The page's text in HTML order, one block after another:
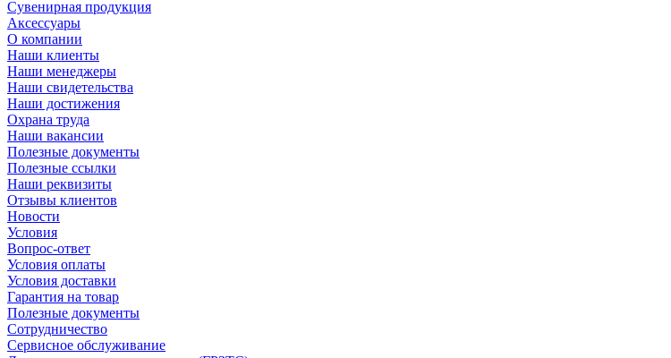
Сувенирная продукция
Аксессуары
О компании
Наши клиенты
Наши менеджеры
Наши свидетельства
Наши достижения
Охрана труда
Наши вакансии
Полезные документы
Полезные ссылки
Наши реквизиты
Отзывы клиентов
Новости
Условия
Вопрос-ответ
Условия оплаты
Условия доставки
Гарантия на товар
Полезные документы
Сотрудничество
Сервисное обслуживание